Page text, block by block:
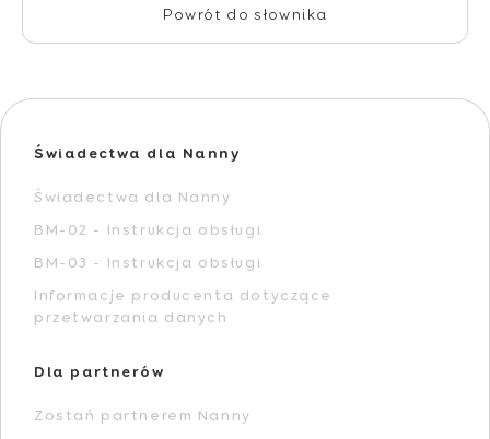
Powrót do słownika
Świadectwa dla Nanny
Świadectwa dla Nanny
BM-02 - Instrukcja obsługi
BM-03 - Instrukcja obsługi
Informacje producenta dotyczące
przetwarzania danych
Dla partnerów
Zostań partnerem Nanny